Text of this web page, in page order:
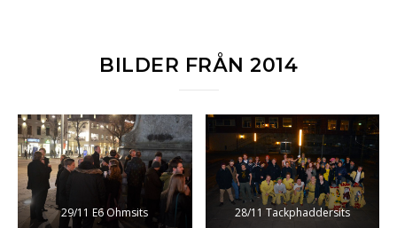
BILDER FRÅN 2014
29/11 E6 Ohmsits 28/11 Tackphaddersits